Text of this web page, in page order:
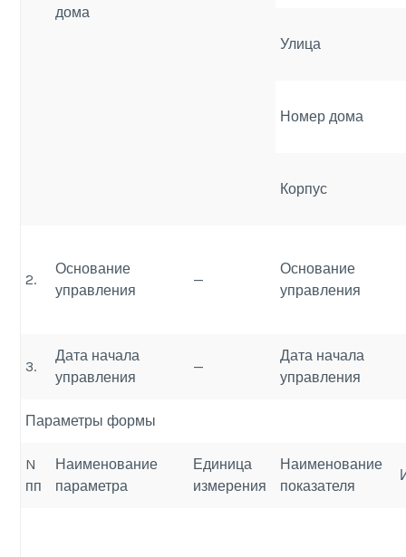
дома
Улица
Номер дома
Корпус
2.
Основание
управления
—
Основание
управления
3.
Дата начала
управления
—
Дата начала
управления
Параметры формы
N
пп
Наименование
параметра
Единица
измерения
Наименование
показателя